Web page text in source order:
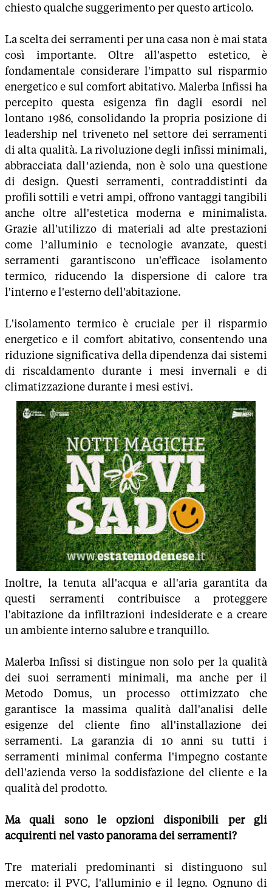
chiesto qualche suggerimento per questo articolo.
La scelta dei serramenti per una casa non è mai stata
così importante. Oltre all'aspetto estetico, è
fondamentale considerare l'impatto sul risparmio
energetico e sul comfort abitativo. Malerba Infissi ha
percepito questa esigenza fin dagli esordi nel
lontano 1986, consolidando la propria posizione di
leadership nel triveneto nel settore dei serramenti
di alta qualità. La rivoluzione degli infissi minimali,
abbracciata dall’azienda, non è solo una questione
di design. Questi serramenti, contraddistinti da
profili sottili e vetri ampi, offrono vantaggi tangibili
anche oltre all'estetica moderna e minimalista.
Grazie all'utilizzo di materiali ad alte prestazioni
come l’alluminio e tecnologie avanzate, questi
serramenti garantiscono un'efficace isolamento
termico, riducendo la dispersione di calore tra
l'interno e l'esterno dell'abitazione.
L'isolamento termico è cruciale per il risparmio
energetico e il comfort abitativo, consentendo una
riduzione significativa della dipendenza dai sistemi
di riscaldamento durante i mesi invernali e di
climatizzazione durante i mesi estivi.
Inoltre, la tenuta all'acqua e all'aria garantita da
questi serramenti contribuisce a proteggere
l'abitazione da infiltrazioni indesiderate e a creare
un ambiente interno salubre e tranquillo.
Malerba Infissi si distingue non solo per la qualità
dei suoi serramenti minimali, ma anche per il
Metodo Domus, un processo ottimizzato che
garantisce la massima qualità dall'analisi delle
esigenze del cliente fino all'installazione dei
serramenti. La garanzia di 10 anni su tutti i
serramenti minimal conferma l'impegno costante
dell'azienda verso la soddisfazione del cliente e la
qualità del prodotto.
Ma quali sono le opzioni disponibili per gli
acquirenti nel vasto panorama dei serramenti?
Tre materiali predominanti si distinguono sul
mercato: il PVC, l'alluminio e il legno. Ognuno di